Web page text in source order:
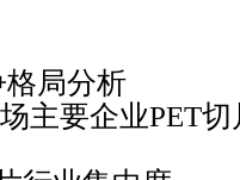
局分析
企业PET切片